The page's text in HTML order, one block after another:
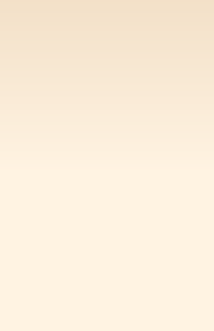
ากรมที่ดิน" ครบรอบ ๑๒๒